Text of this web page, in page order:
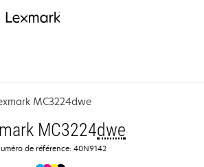
MC3224dwe
MC3224dwe
de référence: 40N9142